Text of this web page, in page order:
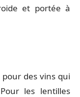
et portée à
des vins qui
les lentilles